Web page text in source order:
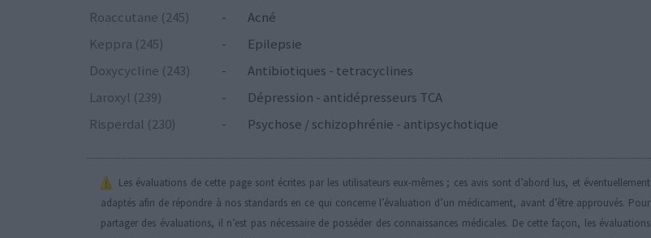
Roaccutane (245)
-
Acné
Keppra (245)
-
Epilepsie
Doxycycline (243)
-
Antibiotiques - tetracyclines
Laroxyl (239)
-
Dépression - antidépresseurs TCA
Risperdal (230)
- Psychose / schizophrénie - antipsychotique
Les évaluations de cette page sont écrites par les utilisateurs eux-mêmes ; ces avis sont d’abord lus, et éventuellement
adaptés afin de répondre à nos standards en ce qui concerne l’évaluation d’un médicament, avant d’être approuvés. Pour
partager des évaluations, il n’est pas nécessaire de posséder des connaissances médicales. De cette façon, les évaluations